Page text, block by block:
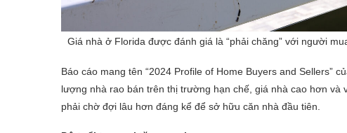
Giá nhà ở Florida được đánh giá là “phải chăng” với người
Báo cáo mang tên “2024 Profile of Home Buyers and Sellers”
lượng nhà rao bán trên thị trường hạn chế, giá nhà cao hơn
phải chờ đợi lâu hơn đáng kể để sở hữu căn nhà đầu tiên.